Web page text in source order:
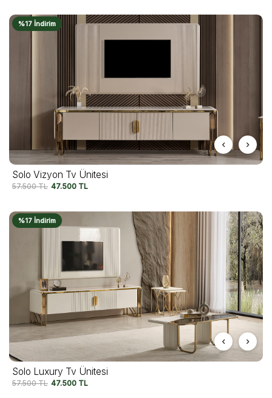
%17 İndirim
Solo Vizyon Tv Ünitesi
57.500TL 47.500 TL
%17 İndirim
Solo Luxury Tv Ünitesi
57.500TL 47.500 TL